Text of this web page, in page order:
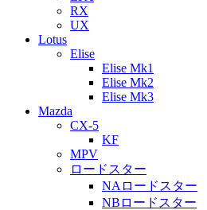
RX
UX
Lotus
Elise
Elise Mk1
Elise Mk2
Elise Mk3
Mazda
CX-5
KF
MPV
ロードスター
NAロードスター
NBロードスター